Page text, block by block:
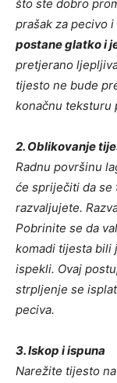
što ste dobro
prašak za pecivo i
postane glatko i
pretjerano
tijesto ne bude
konačnu teksturu
2. Oblikovanje
Radnu površinu
će spriječiti da se
razvaljujete.
Pobrinite se da
komadi tijesta bili
ispekli. Ovaj
strpljenje se
peciva.
3. Iskop i ispuna
Narežite tijesto